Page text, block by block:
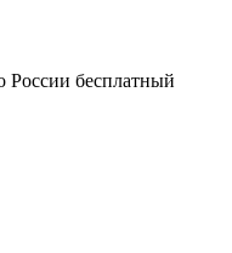
бесплатный